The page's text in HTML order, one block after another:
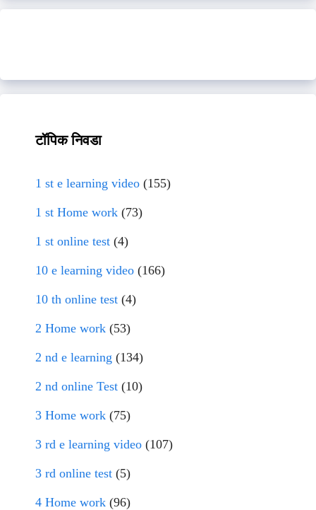
टॉपिक निवडा
1 st e learning video (155)
1 st Home work (73)
1 st online test (4)
10 e learning video (166)
10 th online test (4)
2 Home work (53)
2 nd e learning (134)
2 nd online Test (10)
3 Home work (75)
3 rd e learning video (107)
3 rd online test (5)
4 Home work (96)